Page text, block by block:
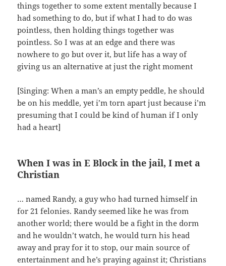
things together to some extent mentally because I
had something to do, but if what I had to do was
pointless, then holding things together was
pointless. So I was at an edge and there was
nowhere to go but over it, but life has a way of
giving us an alternative at just the right moment
[Singing: When a man’s an empty peddle, he should
be on his meddle, yet i’m torn apart just because i’m
presuming that I could be kind of human if I only
had a heart]
When I was in E Block in the jail, I met a
Christian
… named Randy, a guy who had turned himself in
for 21 felonies. Randy seemed like he was from
another world; there would be a fight in the dorm
and he wouldn’t watch, he would turn his head
away and pray for it to stop, our main source of
entertainment and he’s praying against it; Christians